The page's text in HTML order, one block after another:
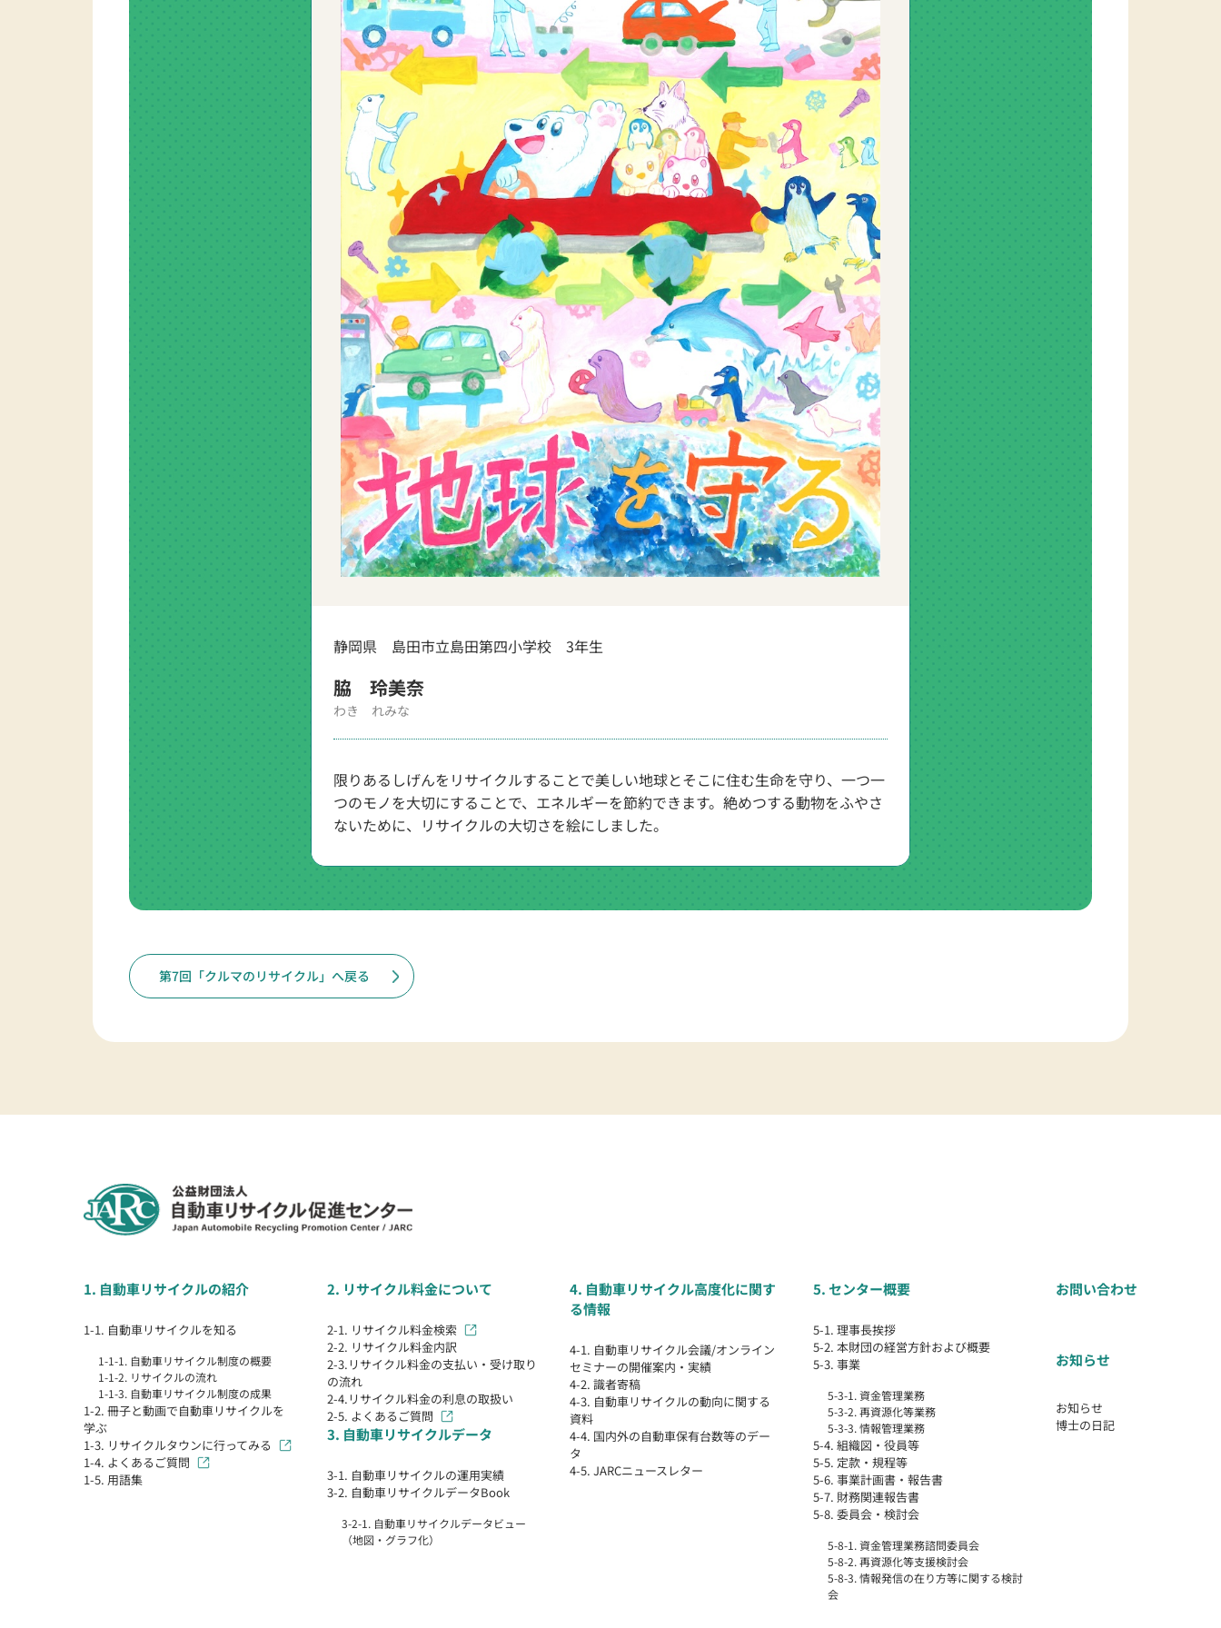
静岡県 島田市立島田第四小学校 3年生
脇 玲美奈
わき れみな
限りあるしげんをリサイクルすることで美しい地球とそこに住む生命を守り、一つ一
つのモノを大切にすることで、エネルギーを節約できます。絶めつする動物をふやさ
ないために、リサイクルの大切さを絵にしました。
第7回「クルマのリサイクル」へ戻る
1. 自動車リサイクルの紹介
1-1. 自動車リサイクルを知る
1-1-1. 自動車リサイクル制度の概要
1-1-2. リサイクルの流れ
1-1-3. 自動車リサイクル制度の成果
1-2. 冊子と動画で自動車リサイクルを
学ぶ
1-3. リサイクルタウンに行ってみる
1-4. よくあるご質問
1-5. 用語集
2. リサイクル料金について
2-1. リサイクル料金検索
2-2. リサイクル料金内訳
2-3.リサイクル料金の支払い・受け取り
の流れ
2-4.リサイクル料金の利息の取扱い
2-5. よくあるご質問
3. 自動車リサイクルデータ
3-1. 自動車リサイクルの運用実績
3-2. 自動車リサイクルデータBook
3-2-1. 自動車リサイクルデータビュー
（地図・グラフ化）
4. 自動車リサイクル高度化に関す
る情報
4-1. 自動車リサイクル会議/オンライン
セミナーの開催案内・実績
4-2. 識者寄稿
4-3. 自動車リサイクルの動向に関する
資料
4-4. 国内外の自動車保有台数等のデー
タ
4-5. JARCニュースレター
5. センター概要
5-1. 理事長挨拶
5-2. 本財団の経営方針および概要
5-3. 事業
5-3-1. 資金管理業務
5-3-2. 再資源化等業務
5-3-3. 情報管理業務
5-4. 組織図・役員等
5-5. 定款・規程等
5-6. 事業計画書・報告書
5-7. 財務関連報告書
5-8. 委員会・検討会
5-8-1. 資金管理業務諮問委員会
5-8-2. 再資源化等支援検討会
5-8-3. 情報発信の在り方等に関する検討
会
お問い合わせ
お知らせ
お知らせ
博士の日記